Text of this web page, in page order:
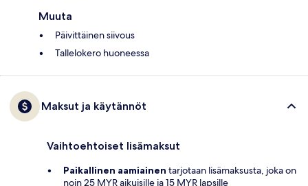
Muuta
Päivittäinen siivous
Tallelokero huoneessa
Maksut ja käytännöt
Vaihtoehtoiset lisämaksut
Paikallinen aamiainen tarjotaan lisämaksusta, joka on
noin 25 MYR aikuisille ja 15 MYR lapsille